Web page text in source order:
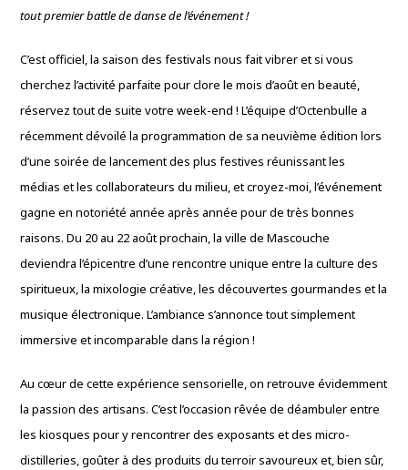
tout premier battle de danse de l’événement !
C’est officiel, la saison des festivals nous fait vibrer et si vous
cherchez l’activité parfaite pour clore le mois d’août en beauté,
réservez tout de suite votre week-end ! L’équipe d’Octenbulle a
récemment dévoilé la programmation de sa neuvième édition lors
d’une soirée de lancement des plus festives réunissant les
médias et les collaborateurs du milieu, et croyez-moi, l’événement
gagne en notoriété année après année pour de très bonnes
raisons. Du 20 au 22 août prochain, la ville de Mascouche
deviendra l’épicentre d’une rencontre unique entre la culture des
spiritueux, la mixologie créative, les découvertes gourmandes et la
musique électronique. L’ambiance s’annonce tout simplement
immersive et incomparable dans la région !
Au cœur de cette expérience sensorielle, on retrouve évidemment
la passion des artisans. C’est l’occasion rêvée de déambuler entre
les kiosques pour y rencontrer des exposants et des micro-
distilleries, goûter à des produits du terroir savoureux et, bien sûr,